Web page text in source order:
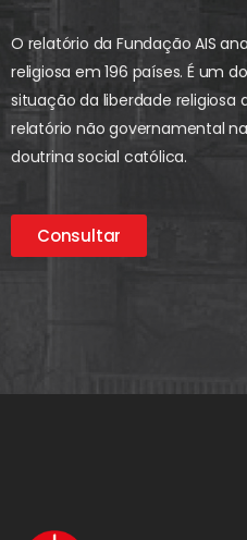
O relatório da Fundação AIS
religiosa em 196 países. É um
situação da liberdade religiosa
relatório não governamental
doutrina social católica.
Consultar